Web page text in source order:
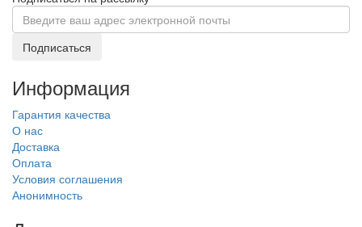
Подписаться
Информация
Гарантия качества
О нас
Доставка
Оплата
Условия соглашения
Анонимность